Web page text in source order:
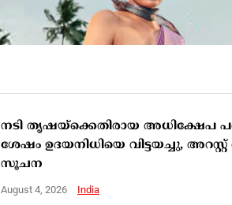
നടി തൃഷയ്‌ക്കെതിരായ അധിക്ഷേപ
ശേഷം ഉദയനിധിയെ വിട്ടയച്ചു,
സൂചന
August 4, 2026 India